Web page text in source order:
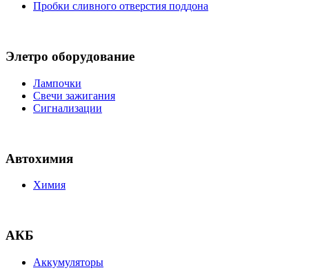
Пробки сливного отверстия поддона
Элетро оборудование
Лампочки
Свечи зажигания
Сигнализации
Автохимия
Химия
АКБ
Аккумуляторы